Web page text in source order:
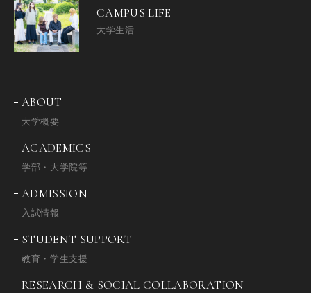
CAMPUS LIFE
大学生活
ABOUT
大学概要
ACADEMICS
学部・大学院等
ADMISSION
入試情報
STUDENT SUPPORT
教育・学生支援
RESEARCH & SOCIAL COLLABORATION